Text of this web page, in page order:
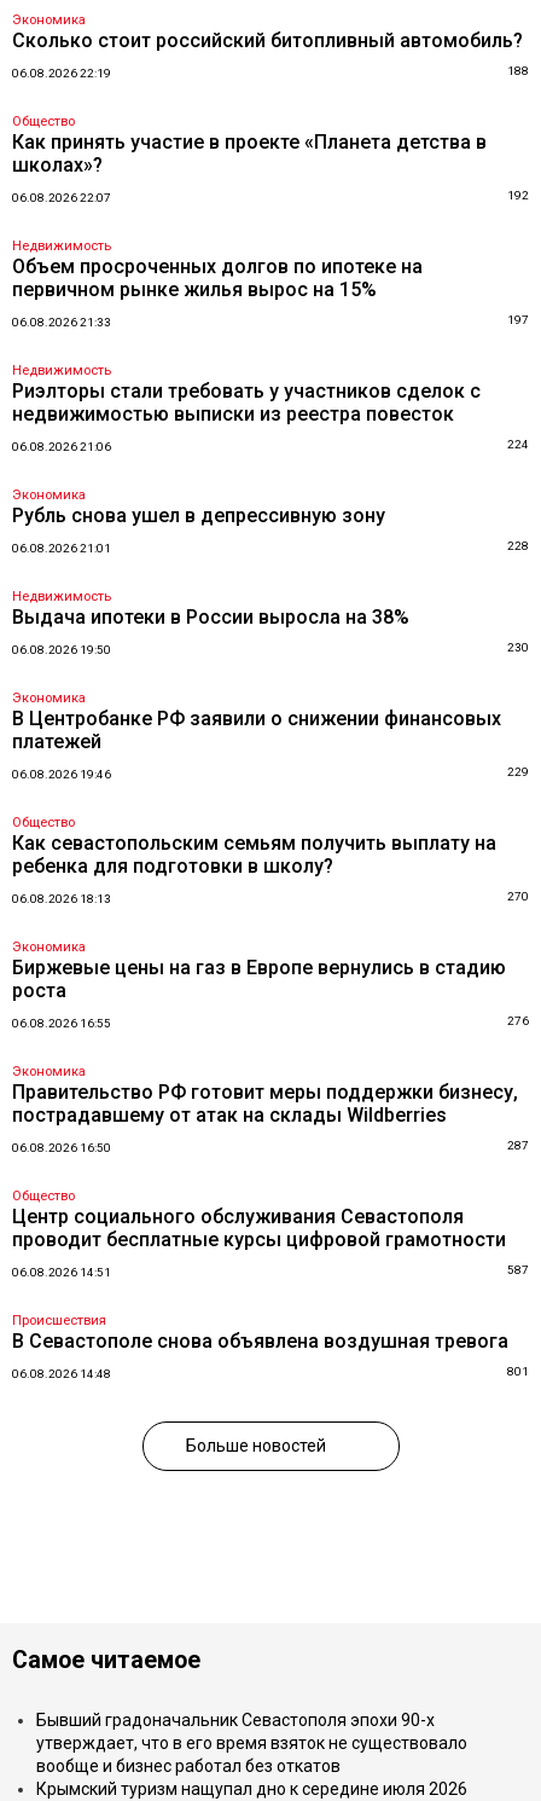
Экономика
Сколько стоит российский битопливный автомобиль?
06.08.2026 22:19 188
Общество
Как принять участие в проекте «Планета детства в
школах»?
06.08.2026 22:07 192
Недвижимость
Объем просроченных долгов по ипотеке на
первичном рынке жилья вырос на 15%
06.08.2026 21:33 197
Недвижимость
Риэлторы стали требовать у участников сделок с
недвижимостью выписки из реестра повесток
06.08.2026 21:06 224
Экономика
Рубль снова ушел в депрессивную зону
06.08.2026 21:01 228
Недвижимость
Выдача ипотеки в России выросла на 38%
06.08.2026 19:50 230
Экономика
В Центробанке РФ заявили о снижении финансовых
платежей
06.08.2026 19:46 229
Общество
Как севастопольским семьям получить выплату на
ребенка для подготовки в школу?
06.08.2026 18:13 270
Экономика
Биржевые цены на газ в Европе вернулись в стадию
роста
06.08.2026 16:55 276
Экономика
Правительство РФ готовит меры поддержки бизнесу,
пострадавшему от атак на склады Wildberries
06.08.2026 16:50 287
Общество
Центр социального обслуживания Севастополя
проводит бесплатные курсы цифровой грамотности
06.08.2026 14:51 587
Происшествия
В Севастополе снова объявлена воздушная тревога
06.08.2026 14:48 801
Больше новостей
Самое читаемое
Бывший градоначальник Севастополя эпохи 90-х
утверждает, что в его время взяток не существовало
вообще и бизнес работал без откатов
Крымский туризм нащупал дно к середине июля 2026